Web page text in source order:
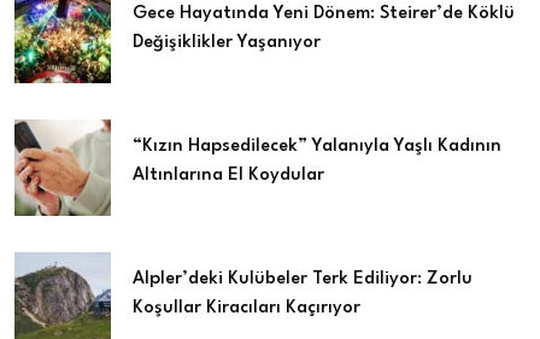
Gece Hayatında Yeni Dönem: Steirer’de Köklü
Değişiklikler Yaşanıyor
“Kızın Hapsedilecek” Yalanıyla Yaşlı Kadının
Altınlarına El Koydular
Alpler’deki Kulübeler Terk Ediliyor: Zorlu
Koşullar Kiracıları Kaçırıyor